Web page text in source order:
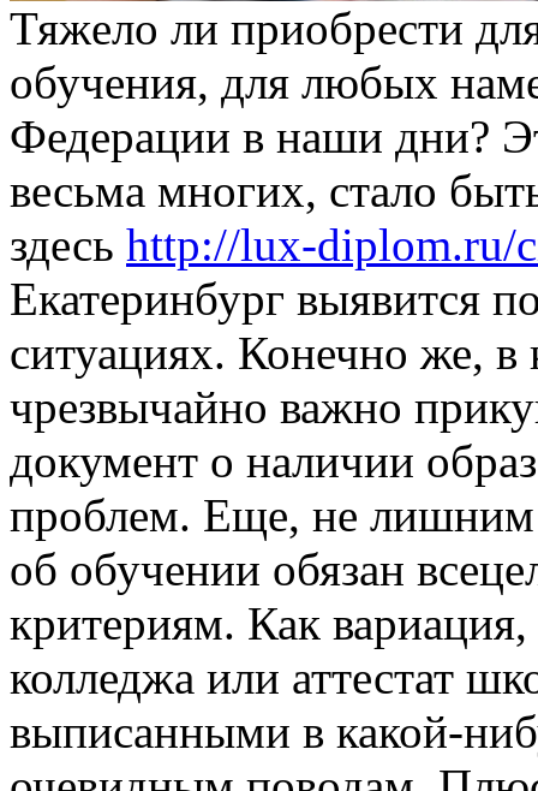
Тяжeлo ли приoбрeсти
обучения, для любых
Федерации в наши дни?
весьма многих, стало
здесь http://lux-diplom.ru/
Екатеринбург выявится
ситуациях. Конечно же, в
чрезвычайно важно
документ о наличии
проблем. Еще, не лишним
об обучении обязан
критериям. Как
колледжа или аттестат
выписанными в какой-